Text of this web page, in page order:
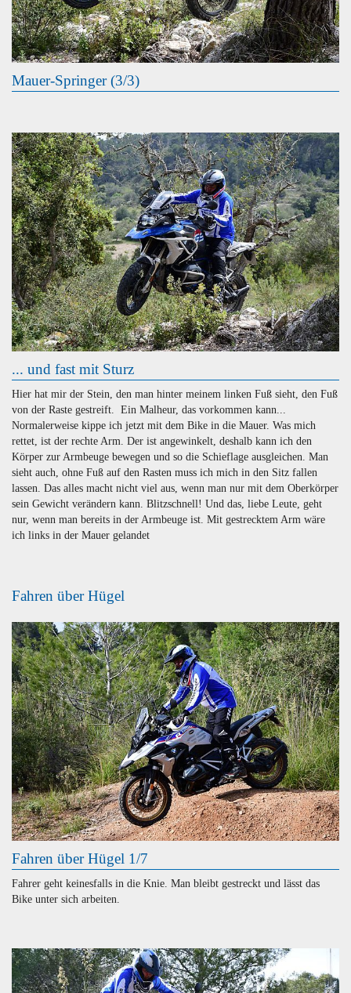
Mauer-Springer (3/3)
... und fast mit Sturz
Hier hat mir der Stein, den man hinter meinem linken Fuß sieht, den Fuß
von der Raste gestreift. Ein Malheur, das vorkommen kann...
Normalerweise kippe ich jetzt mit dem Bike in die Mauer. Was mich
rettet, ist der rechte Arm. Der ist angewinkelt, deshalb kann ich den
Körper zur Armbeuge bewegen und so die Schieflage ausgleichen. Man
sieht auch, ohne Fuß auf den Rasten muss ich mich in den Sitz fallen
lassen. Das alles macht nicht viel aus, wenn man nur mit dem Oberkörper
sein Gewicht verändern kann. Blitzschnell! Und das, liebe Leute, geht
nur, wenn man bereits in der Armbeuge ist. Mit gestrecktem Arm wäre
ich links in der Mauer gelandet
Fahren über Hügel
Fahren über Hügel 1/7
Fahrer geht keinesfalls in die Knie. Man bleibt gestreckt und lässt das
Bike unter sich arbeiten.